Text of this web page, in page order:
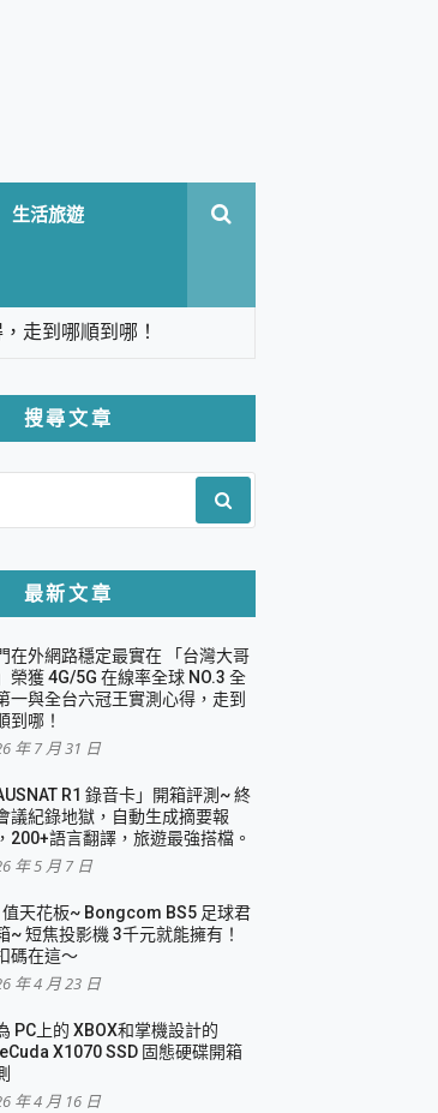
生活旅遊
走到哪順到哪！
高畫質戶外攝影機 開箱 評
箱評價
投影 & 煥彩流動 」的沈浸
滑鼠 開箱 評測
終極桌面體驗
！
箱 評測
搜尋文章
最新文章
在外網路穩定最實在 「台灣大哥
榮獲 4G/5G 在線率全球 NO.3 全
一與全台六冠王實測心得，走到
到哪！
年 7 月 31 日
R1 錄音卡」開箱評測~ 終
議紀錄地獄，自動生成摘要報
200+語言翻譯，旅遊最強搭檔。
年 5 月 7 日
值天花板~ Bongcom BS5 足球君
~ 短焦投影機 3千元就能擁有！
碼在這～
年 4 月 23 日
PC上的 XBOX和掌機設計的
X1070 SSD 固態硬碟開箱
年 4 月 16 日